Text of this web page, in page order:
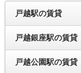
戸越駅の賃貸
戸越銀座駅の賃貸
戸越公園駅の賃貸